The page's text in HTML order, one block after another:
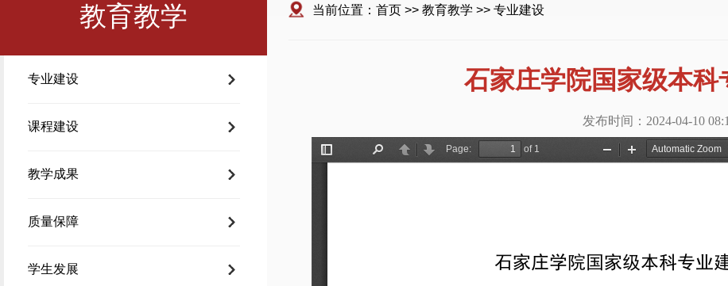
教育教学
专业建设
课程建设
教学成果
质量保障
学生发展
当前位置： 首页>> 教育教学 >> 专业建设
石家庄学院国家级本科
发布时间：2024-04-10